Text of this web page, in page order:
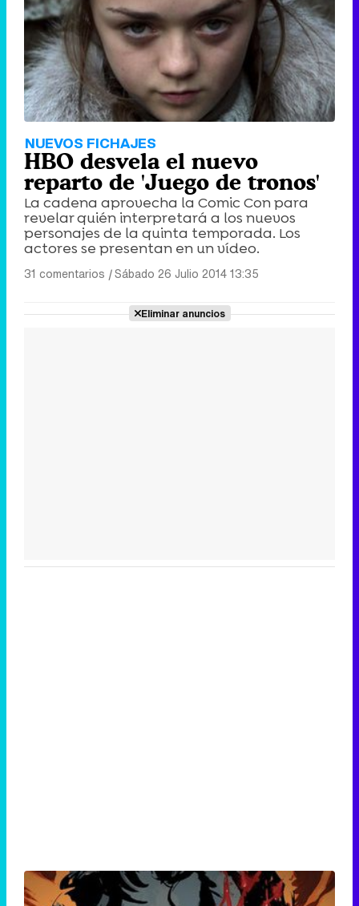
NUEVOS FICHAJES
HBO desvela el nuevo
reparto de 'Juego de tronos'
La cadena aprovecha la Comic Con para
revelar quién interpretará a los nuevos
personajes de la quinta temporada. Los
actores se presentan en un vídeo.
31 comentarios |Sábado 26 Julio 2014 13:35
Eliminar anuncios